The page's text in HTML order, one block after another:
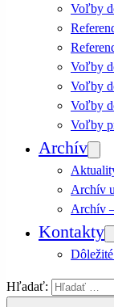
Voľby
Voľby
Voľby
Voľby
Voľby
Archív
Archív
Archív
Kontakty
Hľadať: